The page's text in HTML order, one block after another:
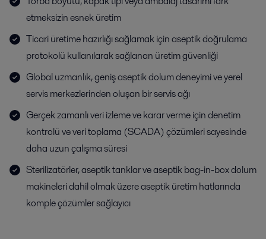
etmeksizin esnek üretim
Ticari üretime hazırlığı sağlamak için aseptik doğrulama
protokolü kullanılarak sağlanan üretim güvenliği
Global uzmanlık, geniş aseptik dolum deneyimi ve yerel
servis merkezlerinden oluşan bir servis ağı
Gerçek zamanlı veri izleme ve karar verme için denetim
kontrolü ve veri toplama (SCADA) çözümleri sayesinde
daha uzun çalışma süresi
Sterilizatörler, aseptik tanklar ve aseptik bag-in-box dolum
makineleri dahil olmak üzere aseptik üretim hatlarında
komple çözümler sağlayıcı